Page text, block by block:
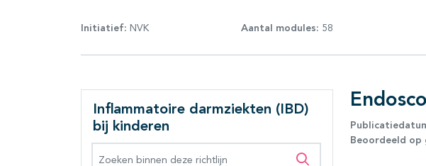
Initiatief: NVK Aantal modules: 58
Inflammatoire darmziekten (IBD)
bij kinderen
Beoordeeld op